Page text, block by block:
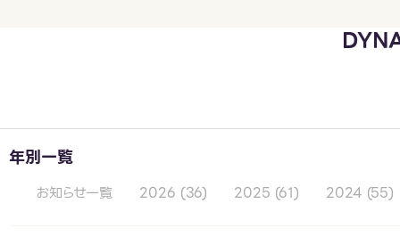
年別一覧
お知らせ一覧 2026 (36) 2025 (61) 2024 (55)